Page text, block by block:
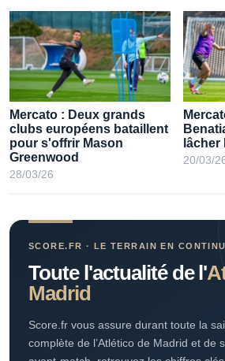
FC Barcelone - Atlético
Madrid : Le résumé et les
buts en vidéo (0-2) - Ligue
des Champions
08/04/26
FC
franc
! (0-1)
08/04/
clubs européens bataillent
pour s'offrir Mason
28/03/26
lâcher
SCORE.FR · LE TERRAIN EN